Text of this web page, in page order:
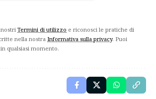
Termini di utilizzo e riconosci le pratiche di
nella nostra Informativa sulla privacy. Puoi
qualsiasi momento.